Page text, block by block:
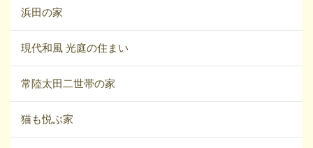
浜田の家
現代和風 光庭の住まい
常陸太田二世帯の家
猫も悦ぶ家